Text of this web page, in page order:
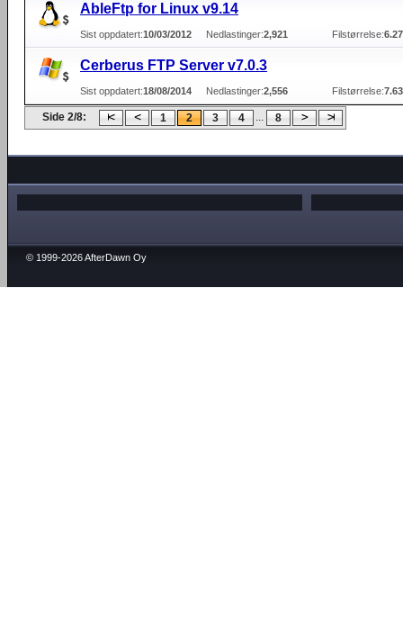
AbleFtp for Linux v9.14
Sist oppdatert:10/03/2012 Nedlastinger:2,921 Filstørrelse:
Cerberus FTP Server v7.0.3
Sist oppdatert:18/08/2014 Nedlastinger:2,556 Filstørrelse:
Side 2/8: 1 2 3 4 ... 8
© 1999-2026 AfterDawn Oy